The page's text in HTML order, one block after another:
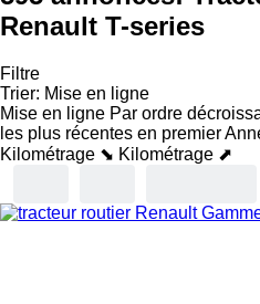
Renault T-series
Filtre
Trier: Mise en ligne
Mise en ligne Par ordre
les plus récentes en premier
Kilométrage ⬊ Kilométrage ⬈